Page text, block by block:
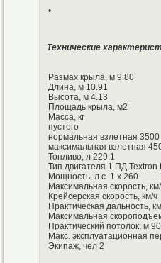
•
Технические
Размах крыла, м 9.80
Длина, м 10.91
Высота, м 4.13
Площадь крыла, м2
Масса, кг
пустого
нормальная взлетная 3500
максимальная взлетная
Топливо, л 229.1
Тип двигателя 1 ПД
Мощность, л.с. 1 х 260
Максимальная скорость,
Крейсерская скорость, км/ч
Практическая дальность, км
Максимальная
Практический потолок, м
Макс. эксплуатационная
Экипаж, чел 2